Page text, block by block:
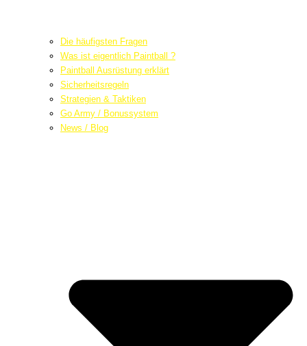
Die häufigsten Fragen
Was ist eigentlich Paintball ?
Paintball Ausrüstung erklärt
Sicherheitsregeln
Strategien & Taktiken
Go Army / Bonussystem
News / Blog